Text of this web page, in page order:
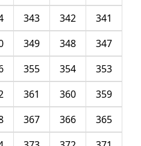
341
342
343
347
348
349
353
354
355
359
360
361
365
366
367